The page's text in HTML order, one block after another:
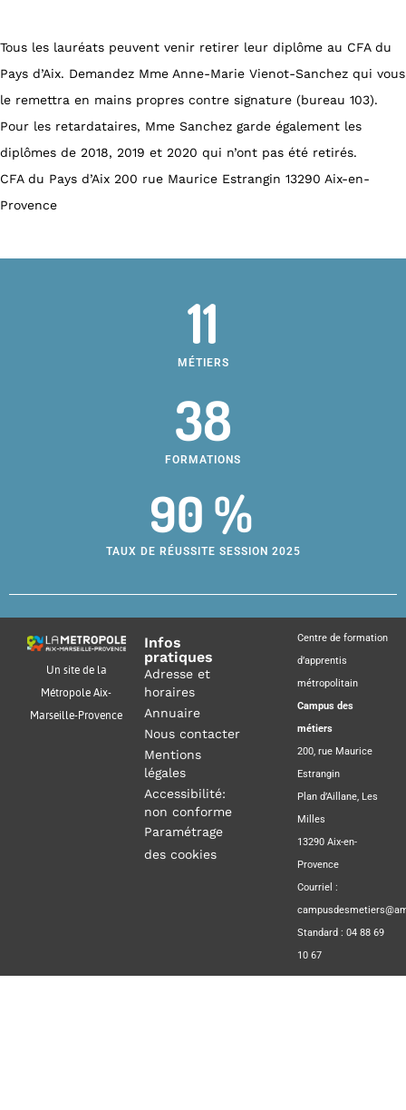
Tous les lauréats peuvent venir retirer leur diplôme au CFA du
Pays d’Aix. Demandez Mme Anne-Marie Vienot-Sanchez qui vous
le remettra en mains propres contre signature (bureau 103).
Pour les retardataires, Mme Sanchez garde également les
diplômes de 2018, 2019 et 2020 qui n’ont pas été retirés.
CFA du Pays d’Aix 200 rue Maurice Estrangin 13290 Aix-en-
Provence
11
MÉTIERS
38
FORMATIONS
90 %
TAUX DE RÉUSSITE SESSION 2025
Un site de la
Métropole Aix-
Marseille-Provence
Infos
pratiques
Adresse et
horaires
Annuaire
Nous contacter
Mentions
légales
Accessibilité:
non conforme
Paramétrage
des cookies
Centre de formation
d’apprentis
métropolitain
Campus des
métiers
200, rue Maurice
Estrangin
Plan d’Aillane, Les
Milles
13290 Aix-en-
Provence
Courriel :
Standard : 04 88 69
10 67